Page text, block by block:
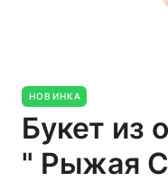
НОВИНКА
Букет из
" Рыжая